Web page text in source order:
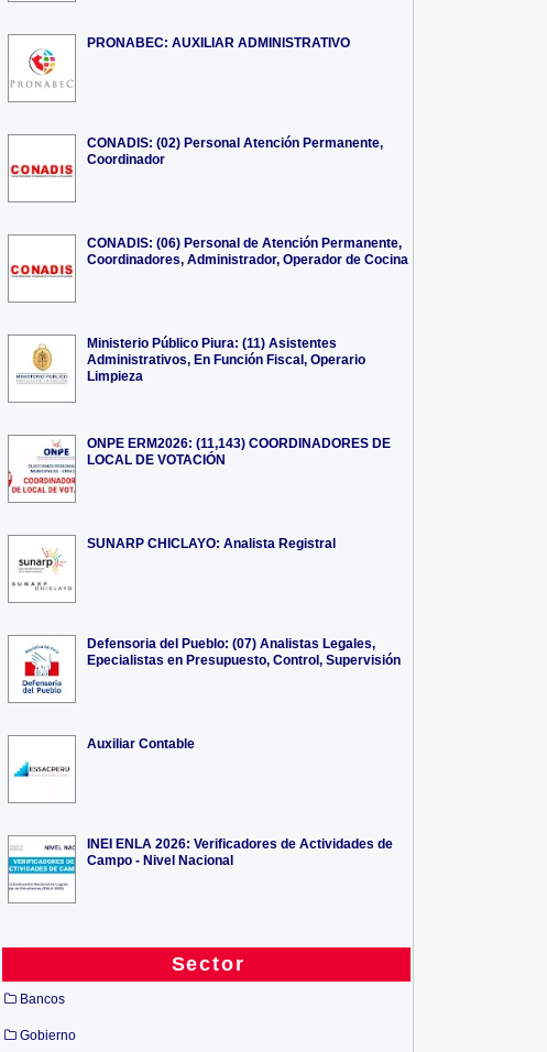
PRONABEC: AUXILIAR ADMINISTRATIVO
CONADIS: (02) Personal Atención Permanente,
Coordinador
CONADIS: (06) Personal de Atención Permanente,
Coordinadores, Administrador, Operador de Cocina
Ministerio Público Piura: (11) Asistentes
Administrativos, En Función Fiscal, Operario
Limpieza
ONPE ERM2026: (11,143) COORDINADORES DE
LOCAL DE VOTACIÓN
SUNARP CHICLAYO: Analista Registral
Defensoria del Pueblo: (07) Analistas Legales,
Epecialistas en Presupuesto, Control, Supervisión
Auxiliar Contable
INEI ENLA 2026: Verificadores de Actividades de
Campo - Nivel Nacional
Sector
Bancos
Gobierno